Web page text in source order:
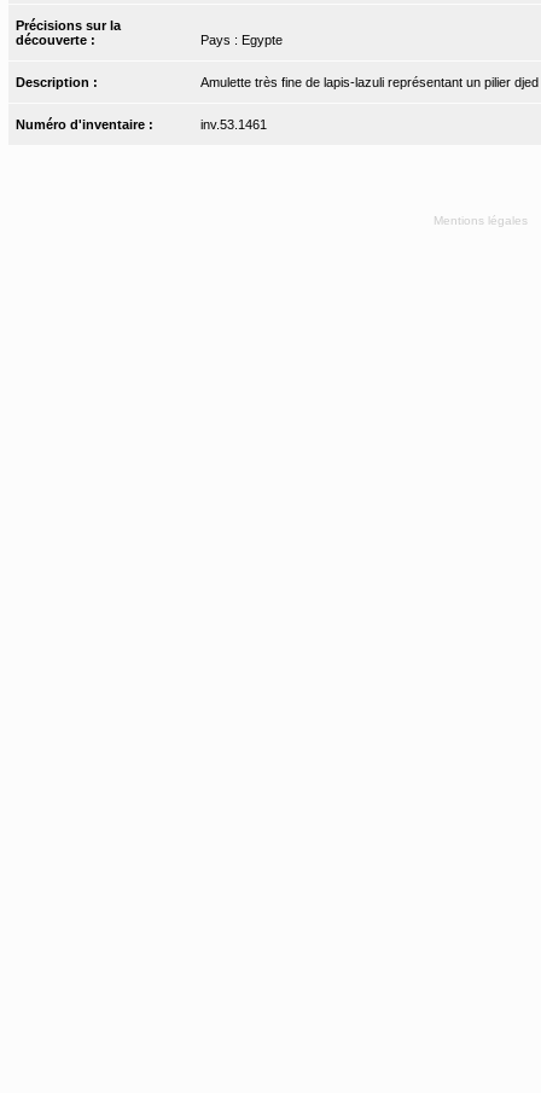
Précisions sur la
découverte :
Pays : Egypte
Description : Amulette très fine de lapis-lazuli représentant un pilier
Numéro d'inventaire : inv.53.1461
Mentions légales